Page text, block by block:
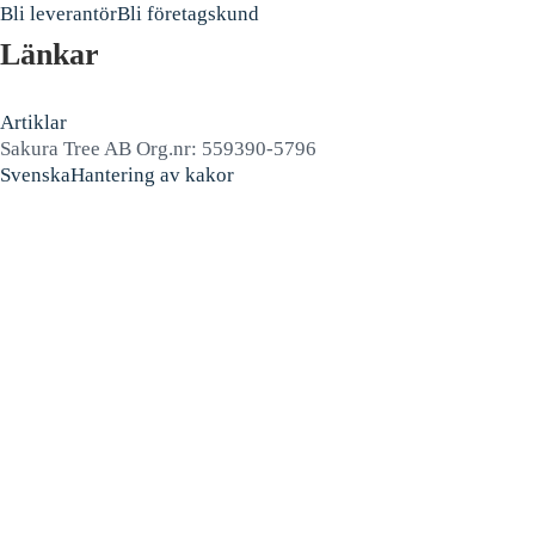
Bli leverantörBli företagskund
Länkar
Artiklar
Sakura Tree AB Org.nr: 559390-5796
SvenskaHantering av kakor